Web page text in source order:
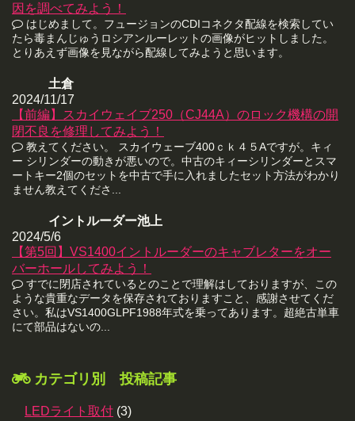
因を調べてみよう！
はじめまして。フュージョンのCDIコネクタ配線を検索してい
たら毒まんじゅうロシアンルーレットの画像がヒットしました。
とりあえず画像を見ながら配線してみようと思います。
土倉
2024/11/17
【前編】スカイウェイブ250（CJ44A）のロック機構の開
閉不良を修理してみよう！
教えてください。 スカイウェーブ400ｃｋ４５Aですが。キィ
ー シリンダーの動きが悪いので。中古のキィーシリンダーとスマ
ートキー2個のセットを中古で手に入れましたセット方法がわかり
ません教えてくださ...
イントルーダー池上
2024/5/6
【第5回】VS1400イントルーダーのキャブレターをオー
バーホールしてみよう！
すでに閉店されているとのことで理解はしておりますが、この
ような貴重なデータを保存されておりますこと、感謝させてくだ
さい。私はVS1400GLPF1988年式を乗ってあります。超絶古単車
にて部品はないの...
カテゴリ別 投稿記事
LEDライト取付 (3)